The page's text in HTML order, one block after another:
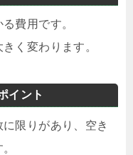
費用です。
く変わります。
イント
限りがあり、空き